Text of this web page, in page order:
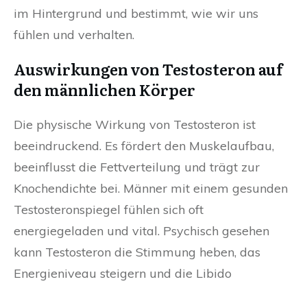
im Hintergrund und bestimmt, wie wir uns
fühlen und verhalten.
Auswirkungen von Testosteron auf
den männlichen Körper
Die physische Wirkung von Testosteron ist
beeindruckend. Es fördert den Muskelaufbau,
beeinflusst die Fettverteilung und trägt zur
Knochendichte bei. Männer mit einem gesunden
Testosteronspiegel fühlen sich oft
energiegeladen und vital. Psychisch gesehen
kann Testosteron die Stimmung heben, das
Energieniveau steigern und die Libido